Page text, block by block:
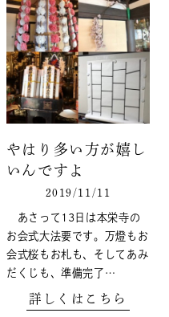
やはり多い方が嬉し
いんですよ
2019/11/11
あさって13日は本栄寺の
お会式大法要です。万燈もお
会式桜もお札も、そしてあみ
だくじも、準備完了…
詳しくはこちら